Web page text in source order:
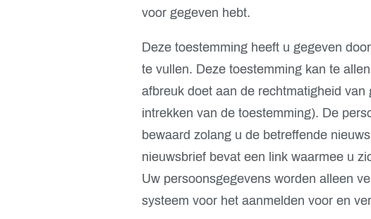
voor gegeven hebt.
Deze toestemming heeft u gegeven
te vullen. Deze toestemming kan te
afbreuk doet aan de rechtmatigheid
intrekken van de toestemming). De
bewaard zolang u de betreffende
nieuwsbrief bevat een link waarmee u
Uw persoonsgegevens worden alleen
systeem voor het aanmelden voor en